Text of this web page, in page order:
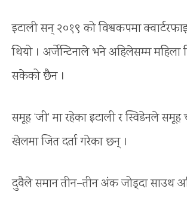
इटाली सन् २०१९ को विश्वकपमा
थियो । अर्जेन्टिनाले भने अहिलेसम्म महिला
सकेको छैन ।
समूह ‘जी’ मा रहेका इटाली र स्विडेनले
खेलमा जित दर्ता गरेका छन् ।
दुवैले समान तीन–तीन अंक जोड्दा साउथ